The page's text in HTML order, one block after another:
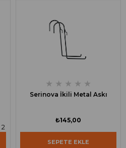
2
★ ★ ★ ★ ★
Serinova İkili Metal Askı
₺145,00
SEPETE EKLE